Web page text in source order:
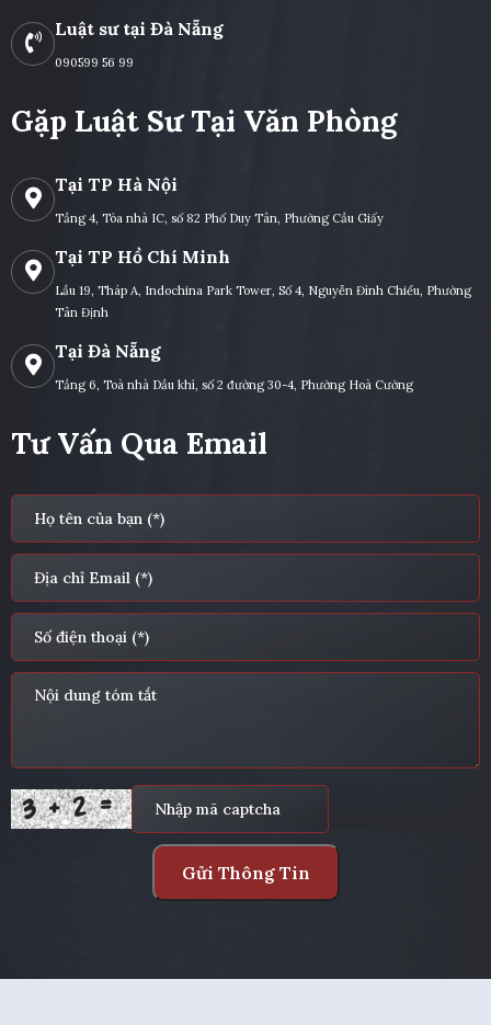
Luật sư tại Đà Nẵng
090599 56 99
Gặp Luật Sư Tại Văn Phòng
Tại TP Hà Nội
Tầng 4, Tòa nhà IC, số 82 Phố Duy Tân, Phường Cầu Giấy
Tại TP Hồ Chí Minh
Lầu 19, Tháp A, Indochina Park Tower, Số 4, Nguyễn Đình Chiểu, Phường
Tân Định
Tại Đà Nẵng
Tầng 6, Toà nhà Dầu khí, số 2 đường 30-4, Phường Hoà Cường
Tư Vấn Qua Email